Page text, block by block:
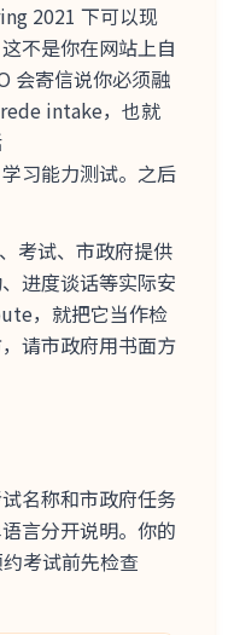
2021 下可以现
不是你在网站上自
会寄信说你必须融
intake，也就
习能力测试。之后
考试、市政府提供
进度谈话等实际安
，就把它当作检
请市政府用书面方
名称和市政府任务
言分开说明。你的
考试前先检查